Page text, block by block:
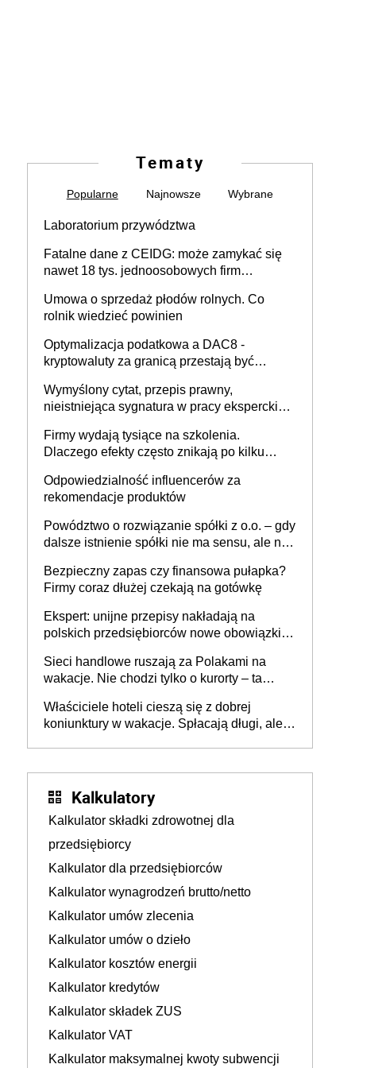
Tematy
Popularne Najnowsze Wybrane
Laboratorium przywództwa
Fatalne dane z CEIDG: może zamykać się
nawet 18 tys. jednoosobowych firm
Umowa o sprzedaż płodów rolnych. Co
rolnik wiedzieć powinien
Optymalizacja podatkowa a DAC8 -
kryptowaluty za granicą przestają być
Wymyślony cytat, przepis prawny,
nieistniejąca sygnatura w pracy eksperckiej -
firmie
Firmy wydają tysiące na szkolenia.
Dlaczego efekty często znikają po kilku
Odpowiedzialność influencerów za
rekomendacje produktów
Powództwo o rozwiązanie spółki z o.o. – gdy
dalsze istnienie spółki nie ma sensu, ale nie
Bezpieczny zapas czy finansowa pułapka?
Firmy coraz dłużej czekają na gotówkę
Ekspert: unijne przepisy nakładają na
polskich przedsiębiorców nowe obowiązki w
Sieci handlowe ruszają za Polakami na
wakacje. Nie chodzi tylko o kurorty – ta
tam, gdzie wielu spędzi urlop po cichu
Właściciele hoteli cieszą się z dobrej
koniunktury w wakacje. Spłacają długi, ale
Kalkulatory
Kalkulator składki zdrowotnej dla
przedsiębiorcy
Kalkulator dla przedsiębiorców
Kalkulator wynagrodzeń brutto/netto
Kalkulator umów zlecenia
Kalkulator umów o dzieło
Kalkulator kosztów energii
Kalkulator kredytów
Kalkulator składek ZUS
Kalkulator VAT
Kalkulator maksymalnej kwoty subwencji